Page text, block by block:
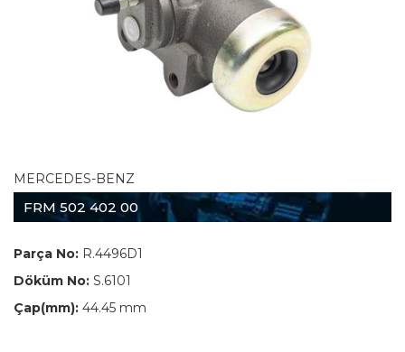
MERCEDES-BENZ
FRM 502 402 00
Parça No: R.4496D1
Döküm No: S.6101
Çap(mm): 44.45 mm